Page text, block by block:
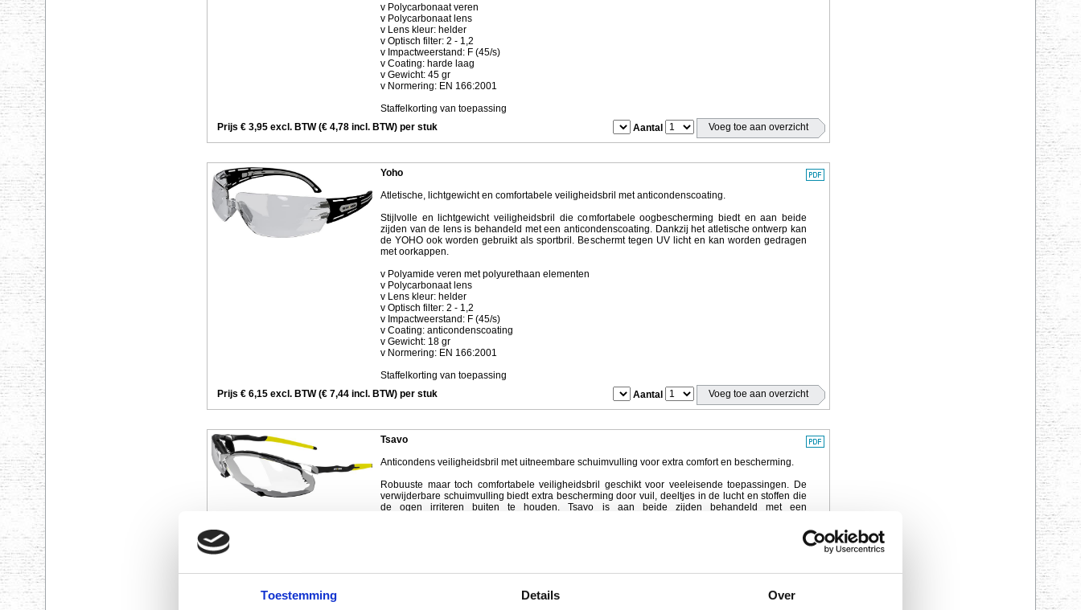
Toestemming Details Over
v Polycarbonaat veren
v Polycarbonaat lens
v Lens kleur: helder
v Optisch filter: 2 - 1,2
v Impactweerstand: F (45/s)
v Coating: harde laag
v Gewicht: 45 gr
v Normering: EN 166:2001
Staffelkorting van toepassing
Prijs € 3,95 excl. BTW (€ 4,78 incl. BTW) per stuk
Aantal
Yoho
Atletische, lichtgewicht en comfortabele veiligheidsbril met anticondenscoating.
Stijlvolle en lichtgewicht veiligheidsbril die comfortabele oogbescherming biedt en aan beide
zijden van de lens is behandeld met een anticondenscoating. Dankzij het atletische ontwerp kan
de YOHO ook worden gebruikt als sportbril. Beschermt tegen UV licht en kan worden gedragen
met oorkappen.
v Polyamide veren met polyurethaan elementen
v Polycarbonaat lens
v Lens kleur: helder
v Optisch filter: 2 - 1,2
v Impactweerstand: F (45/s)
v Coating: anticondenscoating
v Gewicht: 18 gr
v Normering: EN 166:2001
Staffelkorting van toepassing
Prijs € 6,15 excl. BTW (€ 7,44 incl. BTW) per stuk
Aantal
Tsavo
Anticondens veiligheidsbril met uitneembare schuimvulling voor extra comfort en bescherming.
Robuuste maar toch comfortabele veiligheidsbril geschikt voor veeleisende toepassingen. De
verwijderbare schuimvulling biedt extra bescherming door vuil, deeltjes in de lucht en stoffen die
de ogen irriteren buiten te houden. Tsavo is aan beide zijden behandeld met een
v Lens kleur: helder